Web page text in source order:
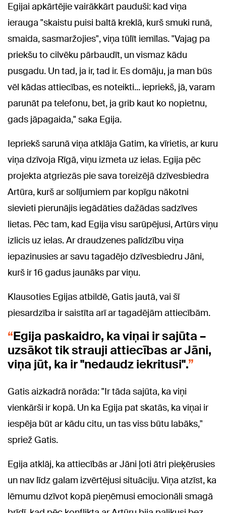
Egijai apkārtējie vairākkārt pauduši: kad viņa
ierauga "skaistu puisi baltā kreklā, kurš smuki runā,
smaida, sasmaržojies", viņa tūlīt iemīlas. "Vajag pa
priekšu to cilvēku pārbaudīt, un vismaz kādu
pusgadu. Un tad, ja ir, tad ir. Es domāju, ja man būs
vēl kādas attiecības, es noteikti... iepriekš, jā, varam
parunāt pa telefonu, bet, ja grib kaut ko nopietnu,
gads jāpagaida," saka Egija.
Iepriekš sarunā viņa atklāja Gatim, ka vīrietis, ar kuru
viņa dzīvoja Rīgā, viņu izmeta uz ielas. Egija pēc
projekta atgriezās pie sava toreizējā dzīvesbiedra
Artūra, kurš ar solījumiem par kopīgu nākotni
sievieti pierunājis iegādāties dažādas sadzīves
lietas. Pēc tam, kad Egija visu sarūpējusi, Artūrs viņu
izlicis uz ielas. Ar draudzenes palīdzību viņa
iepazinusies ar savu tagadējo dzīvesbiedru Jāni,
kurš ir 16 gadus jaunāks par viņu.
Klausoties Egijas atbildē, Gatis jautā, vai šī
piesardzība ir saistīta arī ar tagadējām attiecībām.
Egija paskaidro, ka viņai ir sajūta –
uzsākot tik strauji attiecības ar Jāni,
viņa jūt, ka ir "nedaudz iekritusi".
Gatis aizkadrā norāda: "Ir tāda sajūta, ka viņi
vienkārši ir kopā. Un ka Egija pat skatās, ka viņai ir
iespēja būt ar kādu citu, un tas viss būtu labāks,"
spriež Gatis.
Egija atklāj, ka attiecībās ar Jāni ļoti ātri pieķērusies
un nav līdz galam izvērtējusi situāciju. Viņa atzīst, ka
lēmumu dzīvot kopā pieņēmusi emocionāli smagā